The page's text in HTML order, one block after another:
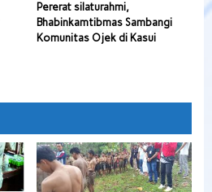
Pererat silaturahmi,
Bhabinkamtibmas Sambangi
Komunitas Ojek di Kasui